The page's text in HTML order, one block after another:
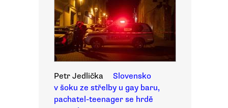
Petr Jedlička
Slovensko
v šoku ze střelby u gay baru,
pachatel-teenager se hrdě